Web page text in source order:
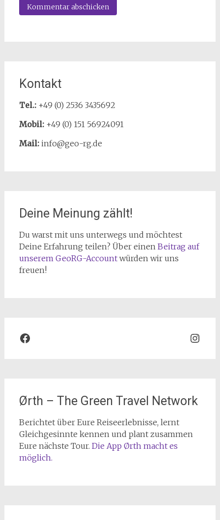
Kontakt
Tel.:+49 (0) 2536 3435692
Mobil:+49 (0) 151 56924091
Mail:info@geo-rg.de
Deine Meinung zählt!
Du warst mit uns unterwegs und möchtest
Deine Erfahrung teilen? Über einen Beitrag auf
unserem GeoRG-Accountwürden wir uns
freuen!
Facebook
Ørth – The Green Travel Network
Berichtet über Eure Reiseerlebnisse, lernt
Gleichgesinnte kennen und plant zusammen
Eure nächste Tour. Die App Ørth macht es
möglich.